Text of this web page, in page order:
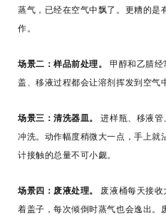
蒸气，已经在空气中飘了。更糟的是
作。
场景二：样品前处理。
甲醇和乙腈经
盖、移液过程都会让溶剂挥发到空气
场景三：清洗器皿。
进样瓶、移液管
冲洗。动作幅度稍微大一点，手上就
计接触的总量不可小觑。
场景四：废液处理。
废液桶每天接
着盖子，每次倾倒时蒸气也会逸出。